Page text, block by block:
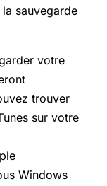
sauvegarde
votre
trouver
sur votre
Windows